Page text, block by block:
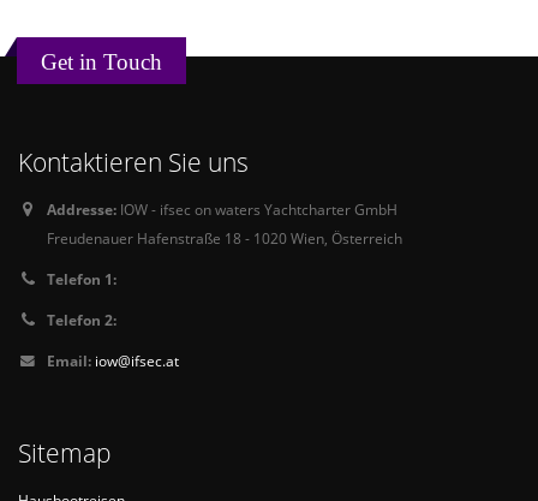
Get in Touch
Kontaktieren Sie uns
Addresse: IOW - ifsec on waters Yachtcharter GmbH
Freudenauer Hafenstraße 18 - 1020 Wien, Österreich
Telefon 1:
Telefon 2:
Email: iow@ifsec.at
Sitemap